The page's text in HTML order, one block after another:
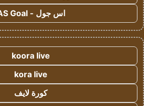
اس جول - AS Goal
koora live
kora live
كورة لايف